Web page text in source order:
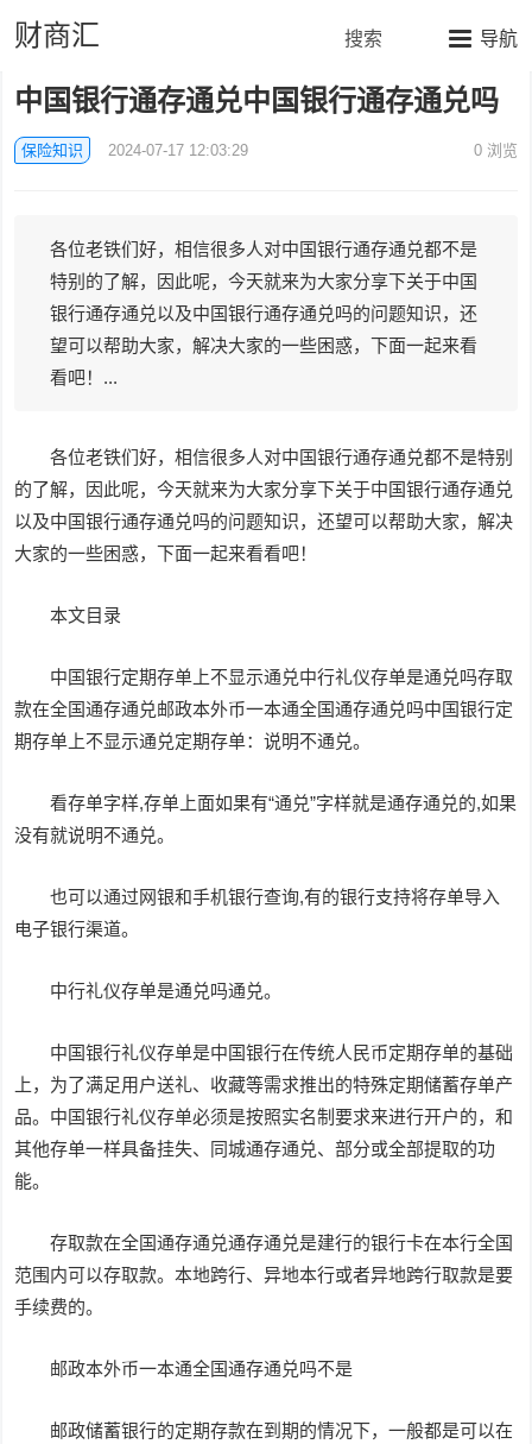
财商汇 导航
搜索
中国银行通存通兑中国银行通存通兑吗
保险知识 2024-07-17 12:03:29 0浏览
各位老铁们好，相信很多人对中国银行通存通兑都不是
特别的了解，因此呢，今天就来为大家分享下关于中国
银行通存通兑以及中国银行通存通兑吗的问题知识，还
望可以帮助大家，解决大家的一些困惑，下面一起来看
看吧！...
各位老铁们好，相信很多人对中国银行通存通兑都不是特别
的了解，因此呢，今天就来为大家分享下关于中国银行通存通兑
以及中国银行通存通兑吗的问题知识，还望可以帮助大家，解决
大家的一些困惑，下面一起来看看吧！
本文目录
中国银行定期存单上不显示通兑中行礼仪存单是通兑吗存取
款在全国通存通兑邮政本外币一本通全国通存通兑吗中国银行定
期存单上不显示通兑定期存单：说明不通兑。
看存单字样,存单上面如果有“通兑”字样就是通存通兑的,如果
没有就说明不通兑。
也可以通过网银和手机银行查询,有的银行支持将存单导入
电子银行渠道。
中行礼仪存单是通兑吗通兑。
中国银行礼仪存单是中国银行在传统人民币定期存单的基础
上，为了满足用户送礼、收藏等需求推出的特殊定期储蓄存单产
品。中国银行礼仪存单必须是按照实名制要求来进行开户的，和
其他存单一样具备挂失、同城通存通兑、部分或全部提取的功
能。
存取款在全国通存通兑通存通兑是建行的银行卡在本行全国
范围内可以存取款。本地跨行、异地本行或者异地跨行取款是要
手续费的。
邮政本外币一本通全国通存通兑吗不是
邮政储蓄银行的定期存款在到期的情况下，一般都是可以在